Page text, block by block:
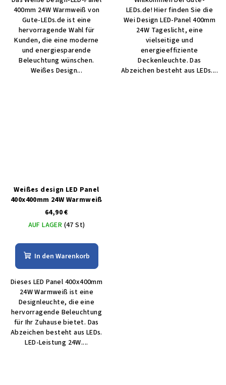
400mm 24W Warmweiß von
Gute-LEDs.de ist eine
hervorragende Wahl für
Kunden, die eine moderne
und energiesparende
Beleuchtung wünschen.
Weißes Design...
LEDs.de! Hier finden Sie die
Wei Design LED-Panel 400mm
24W Tageslicht, eine
vielseitige und
energieeffiziente
Deckenleuchte. Das
Abzeichen besteht aus LEDs....
Weißes design LED Panel
400x400mm 24W Warmweiß
64,90 €
AUF LAGER (47 St)
In den Warenkorb
Dieses LED Panel 400x400mm
24W Warmweiß ist eine
Designleuchte, die eine
hervorragende Beleuchtung
für Ihr Zuhause bietet. Das
Abzeichen besteht aus LEDs.
LED-Leistung 24W....